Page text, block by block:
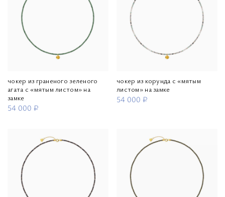
чокер из граненого зеленого
агата с «мятым листом» на
замке
54 000 ₽
чокер из корунда с «мятым
листом» на замке
54 000 ₽